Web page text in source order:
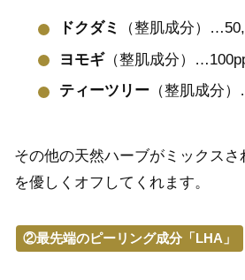
ドクダミ
（整肌成分）
ヨモギ（整肌成分）
ティーツリー （整肌成分
その他の天然ハーブがミックス
を優しくオフしてくれます。
②最先端のピーリング成分「LHA」